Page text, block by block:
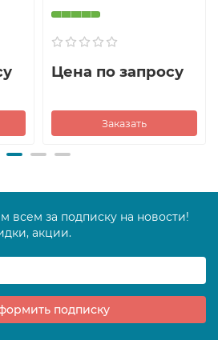
Цена по запросу
Заказать
всем за подписку на новости!
акции.
подписку